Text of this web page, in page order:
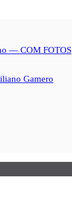
— COM FOTOS
Gamero